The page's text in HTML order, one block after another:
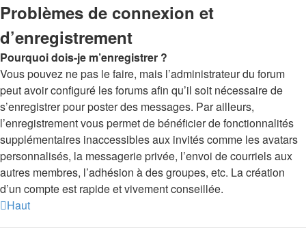
Problèmes de connexion et
d’enregistrement
Pourquoi dois-je m’enregistrer ?
Vous pouvez ne pas le faire, mais l’administrateur du forum
peut avoir configuré les forums afin qu’il soit nécessaire de
s’enregistrer pour poster des messages. Par ailleurs,
l’enregistrement vous permet de bénéficier de fonctionnalités
supplémentaires inaccessibles aux invités comme les avatars
personnalisés, la messagerie privée, l’envoi de courriels aux
autres membres, l’adhésion à des groupes, etc. La création
d’un compte est rapide et vivement conseillée.
Haut